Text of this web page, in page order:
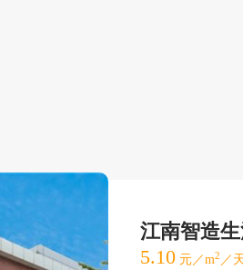
江南智造
5.10 元／m2 ／